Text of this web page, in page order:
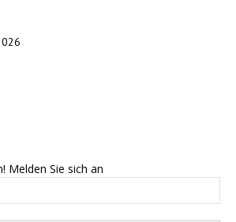
Melden Sie sich an